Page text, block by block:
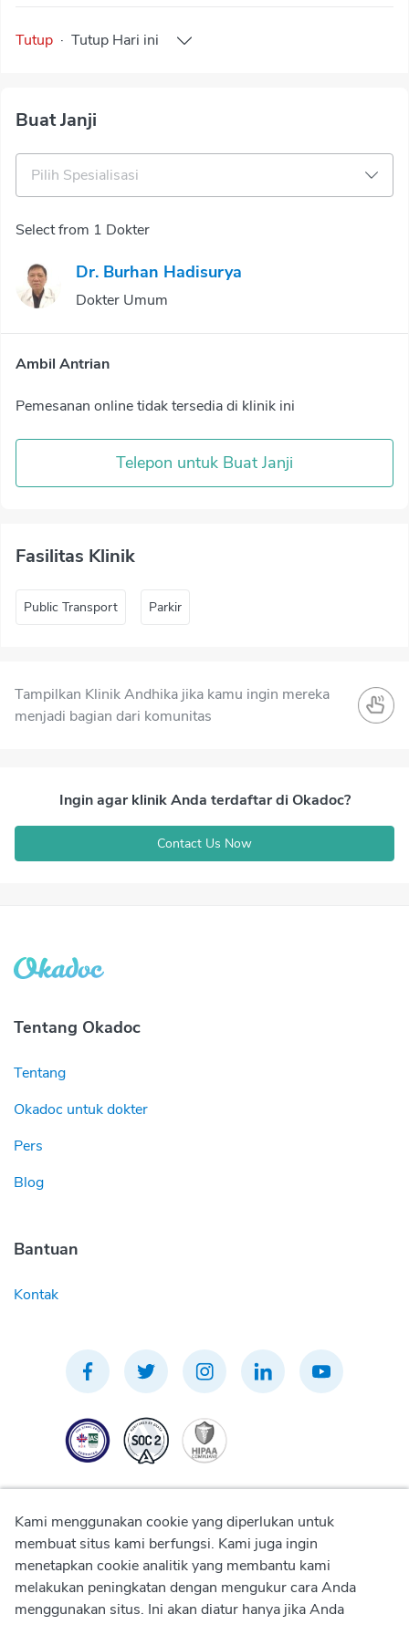
Tutup · Tutup Hari ini
Buat Janji
Pilih Spesialisasi
Select from 1 Dokter
Dr. Burhan Hadisurya
Dokter Umum
Ambil Antrian
Pemesanan online tidak tersedia di klinik ini
Telepon untuk Buat Janji
Fasilitas Klinik
Public Transport Parkir
Tampilkan Klinik Andhika jika kamu ingin mereka
menjadi bagian dari komunitas
Ingin agar klinik Anda terdaftar di Okadoc?
Contact Us Now
Tentang Okadoc
Tentang
Okadoc untuk dokter
Pers
Blog
Bantuan
Kontak
Kebijakan Privasi
Kami menggunakan cookie yang diperlukan untuk
membuat situs kami berfungsi. Kami juga ingin
menetapkan cookie analitik yang membantu kami
melakukan peningkatan dengan mengukur cara Anda
menggunakan situs. Ini akan diatur hanya jika Anda